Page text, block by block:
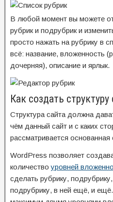
В любой момент вы можете
рубрик и подрубрик и
просто нажать на рубрику в
всё: название, вложенность
дочерняя), описание и ярлык.
Как создать
Структура сайта должна
чём данный сайт и с каких
рассматривается основанная
WordPress позволяет
количествоуровней
сделать рубрику,
подрубрику, в ней ещё, и